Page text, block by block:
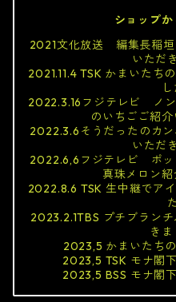
ショップ
2021文化放送 編集長稲垣
いただ
2021.11.4 TSK かまいたち
し
2022.3.16フジテレビ ノ
のいちごご紹介
2022.3.6そうだったのカ
いただ
2022.6,6フジテレビ ポッ
真珠メロン紹
2022.8.6 TSK 生中継でア
2023.2.1TBS プチブラン
きま
2023,5 かまいたち
2023,5 TSK モナ閣
2023,5 BSS モナ閣